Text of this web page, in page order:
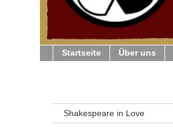
Startseite Über uns
Shakespeare in Love